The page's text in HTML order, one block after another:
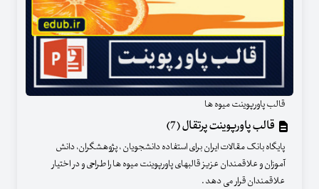
قالب پاورپوینت میوه ها
قالب پاورپوینت پرتقال (7)
پایگاه بانک مقالات ایران برای استفاده دانشجویان ، پژوهشگران، دانش
آموزان و علاقمندان عزیز قالبهای پاورپوینت میوه ها را طراحی و در اختیار
علاقمندان قرار می دهد .